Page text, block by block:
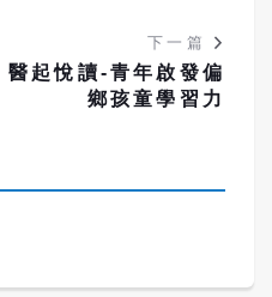
下一篇
醫起悅讀-青年啟發偏
鄉孩童學習力